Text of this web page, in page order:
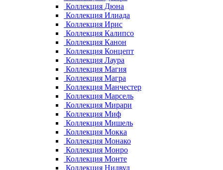
Коллекция Дюна
Коллекция Илиада
Коллекция Ирис
Коллекция Калипсо
Коллекция Канон
Коллекция Концепт
Коллекция Лаура
Коллекция Магия
Коллекция Магра
Коллекция Манчестер
Коллекция Марсель
Коллекция Мирари
Коллекция Миф
Коллекция Мишель
Коллекция Мокка
Коллекция Монако
Коллекция Монро
Коллекция Монте
Коллекция Нидвуд